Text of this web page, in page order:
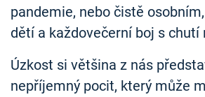
pandemie, nebo čistě
dětí a každovečerní boj s chutí
Úzkost si většina z nás
nepříjemný pocit, který může